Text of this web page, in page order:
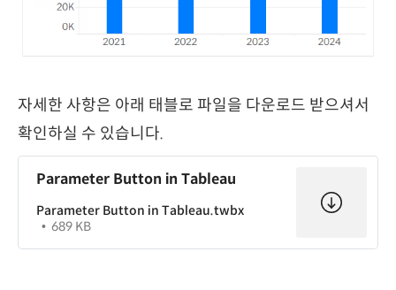
자세한 사항은 아래 태블로 파일을 다운로드 받으셔서
확인하실 수 있습니다.
Parameter Button in Tableau
Parameter Button in Tableau.twbx
689 KB